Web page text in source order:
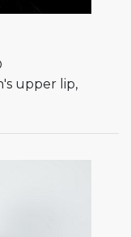
upper lip,